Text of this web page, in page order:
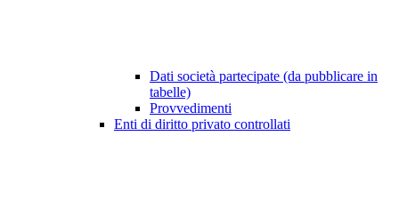
Dati società partecipate (da pubblicare in
tabelle)
Provvedimenti
Enti di diritto privato controllati